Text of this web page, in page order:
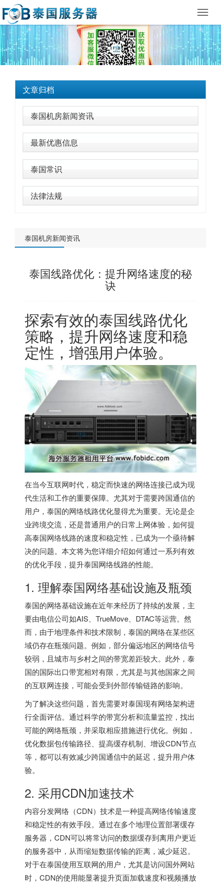
文章归档
泰国机房新闻资讯
最新优惠信息
泰国常识
法律法规
泰国机房新闻资讯
泰国线路优化：提升网络速度的秘
诀
探索有效的泰国线路优化
策略，提升网络速度和稳
定性，增强用户体验。
在当今互联网时代，稳定而快速的网络连接已成为现
代生活和工作的重要保障。尤其对于需要跨国通信的
用户，泰国的网络线路优化显得尤为重要。无论是企
业跨境交流，还是普通用户的日常上网体验，如何提
高泰国网络线路的速度和稳定性，已成为一个亟待解
决的问题。本文将为您详细介绍如何通过一系列有效
的优化手段，提升泰国网络线路的性能。
1. 理解泰国网络基础设施及瓶颈
泰国的网络基础设施在近年来经历了持续的发展，主
要由电信公司如AIS、TrueMove、DTAC等运营。然
而，由于地理条件和技术限制，泰国的网络在某些区
域仍存在瓶颈问题。例如，部分偏远地区的网络信号
较弱，且城市与乡村之间的带宽差距较大。此外，泰
国的国际出口带宽相对有限，尤其是与其他国家之间
的互联网连接，可能会受到外部传输链路的影响。
为了解决这些问题，首先需要对泰国现有网络架构进
行全面评估。通过科学的带宽分析和流量监控，找出
可能的网络瓶颈，并采取相应措施进行优化。例如，
优化数据包传输路径、提高缓存机制、增设CDN节点
等，都可以有效减少跨国通信中的延迟，提升用户体
验。
2. 采用CDN加速技术
内容分发网络（CDN）技术是一种提高网络传输速度
和稳定性的有效手段。通过在多个地理位置部署缓存
服务器，CDN可以将常访问的数据缓存到离用户更近
的服务器中，从而缩短数据传输的距离，减少延迟。
对于在泰国使用互联网的用户，尤其是访问国外网站
时，CDN的使用能显著提升页面加载速度和视频播放